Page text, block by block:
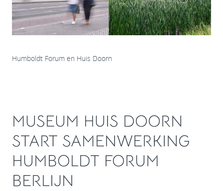
Humboldt Forum en Huis Doorn
MUSEUM HUIS DOORN
START SAMENWERKING
HUMBOLDT FORUM
BERLIJN